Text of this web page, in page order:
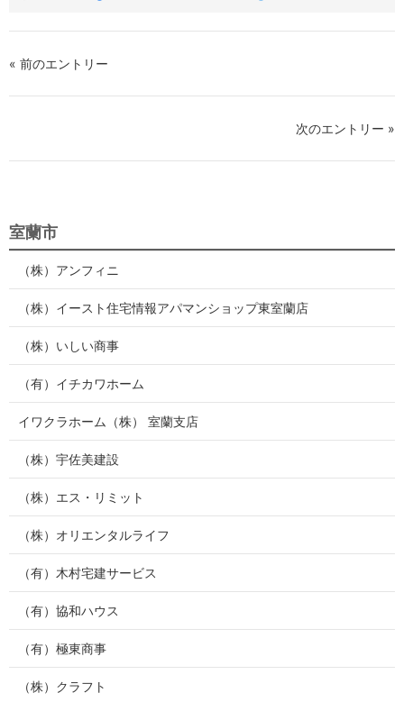
« 前のエントリー
次のエントリー »
室蘭市
（株）アンフィニ
（株）イースト住宅情報アパマンショップ東室蘭店
（株）いしい商事
（有）イチカワホーム
イワクラホーム（株） 室蘭支店
（株）宇佐美建設
（株）エス・リミット
（株）オリエンタルライフ
（有）木村宅建サービス
（有）協和ハウス
（有）極東商事
（株）クラフト